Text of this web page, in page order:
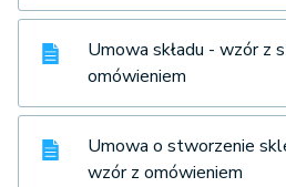
Umowa składu - wzór z
omówieniem
Umowa o stworzenie
wzór z omówieniem